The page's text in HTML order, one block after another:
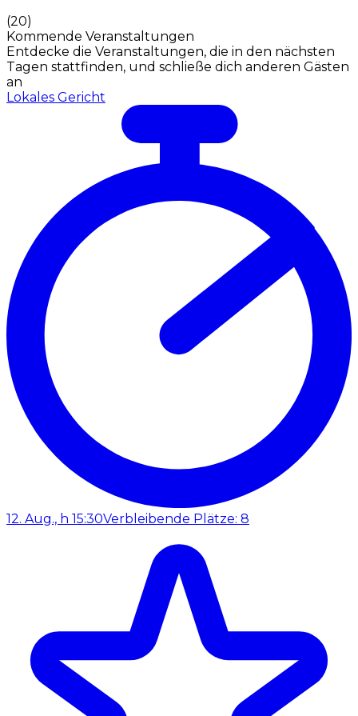
(20)
Kommende Veranstaltungen
Entdecke die Veranstaltungen, die in den nächsten
Tagen stattfinden, und schließe dich anderen Gästen
an
Lokales Gericht
12. Aug., h 15:30Verbleibende Plätze: 8